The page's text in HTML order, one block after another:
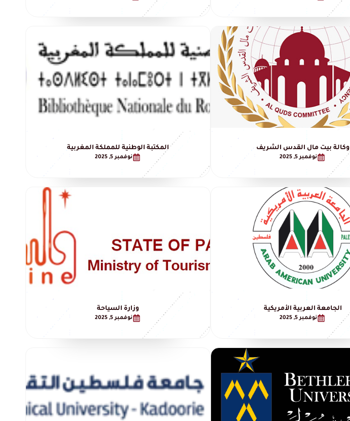
المكتبة الوطنية للمملكة المغربية
نوفمبر 5, 2025
وكالة بيت مال القدس الشريف
نوفمبر 5, 2025
وزارة السياحة
نوفمبر 5, 2025
الجامعة العربية الأمريكية
نوفمبر 5, 2025